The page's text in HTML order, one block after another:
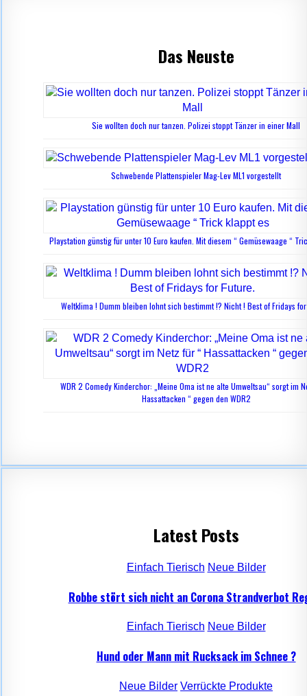
Das Neuste
Sie wollten doch nur tanzen. Polizei stoppt Tänzer in einer Mall
Schwebende Plattenspieler Mag-Lev ML1 vorgestellt
Playstation günstig für unter 10 Euro kaufen. Mit diesem “ Gemüsewaage “
Weltklima ! Dumm bleiben lohnt sich bestimmt !? Nicht ! Best of Fridays
WDR 2 Comedy Kinderchor: „Meine Oma ist ne alte Umweltsau“ sorgt im
Hassattacken “ gegen den WDR2
Latest Posts
Einfach Tierisch Neue Bilder
Robbe stört sich nicht an Corona Strandverbot
Einfach Tierisch Neue Bilder
Hund oder Mann mit Rucksack im Schnee ?
Neue Bilder Verrückte Produkte